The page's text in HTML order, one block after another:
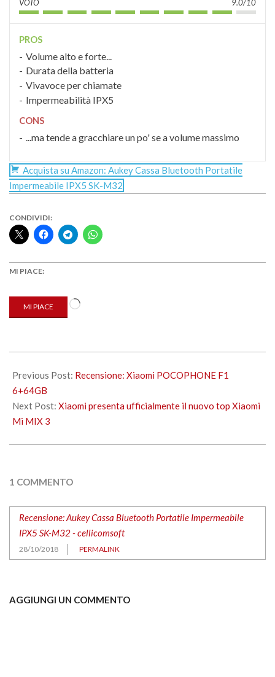
VOTO 9.0/10
PROS
Volume alto e forte...
Durata della batteria
Vivavoce per chiamate
Impermeabilità IPX5
CONS
...ma tende a gracchiare un po' se a volume massimo
Acquista su Amazon: Aukey Cassa Bluetooth Portatile
Impermeabile IPX5 SK-M32
CONDIVIDI:
MI PIACE:
MI PIACE
Caricamento
10-
28
Previous Post: Recensione: Xiaomi POCOPHONE F1
6+64GB
Next Post: Xiaomi presenta ufficialmente il nuovo top Xiaomi
Mi MIX 3
1 COMMENTO
Recensione: Aukey Cassa Bluetooth Portatile Impermeabile
IPX5 SK-M32 - cellicomsoft
28/10/2018 PERMALINK
AGGIUNGI UN COMMENTO